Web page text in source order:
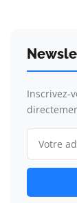
Inscrivez-